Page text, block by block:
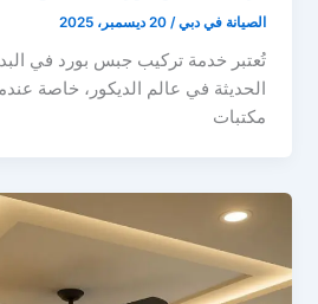
الصيانة في دبي/20 ديسمبر، 2025
تُعتبر خدمة تركيب جبس بورد في
الحديثة في عالم الديكور، خاصة
مكتبات